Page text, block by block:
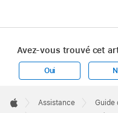
Remarque :
Réimportation
Avez-vous trouvé cet
Oui
Footer

Assistance
Guide